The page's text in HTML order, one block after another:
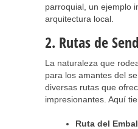
parroquial, un ejemplo
arquitectura local.
2. Rutas de
La naturaleza que
para los amantes del
diversas rutas que
impresionantes. Aquí
Ruta del